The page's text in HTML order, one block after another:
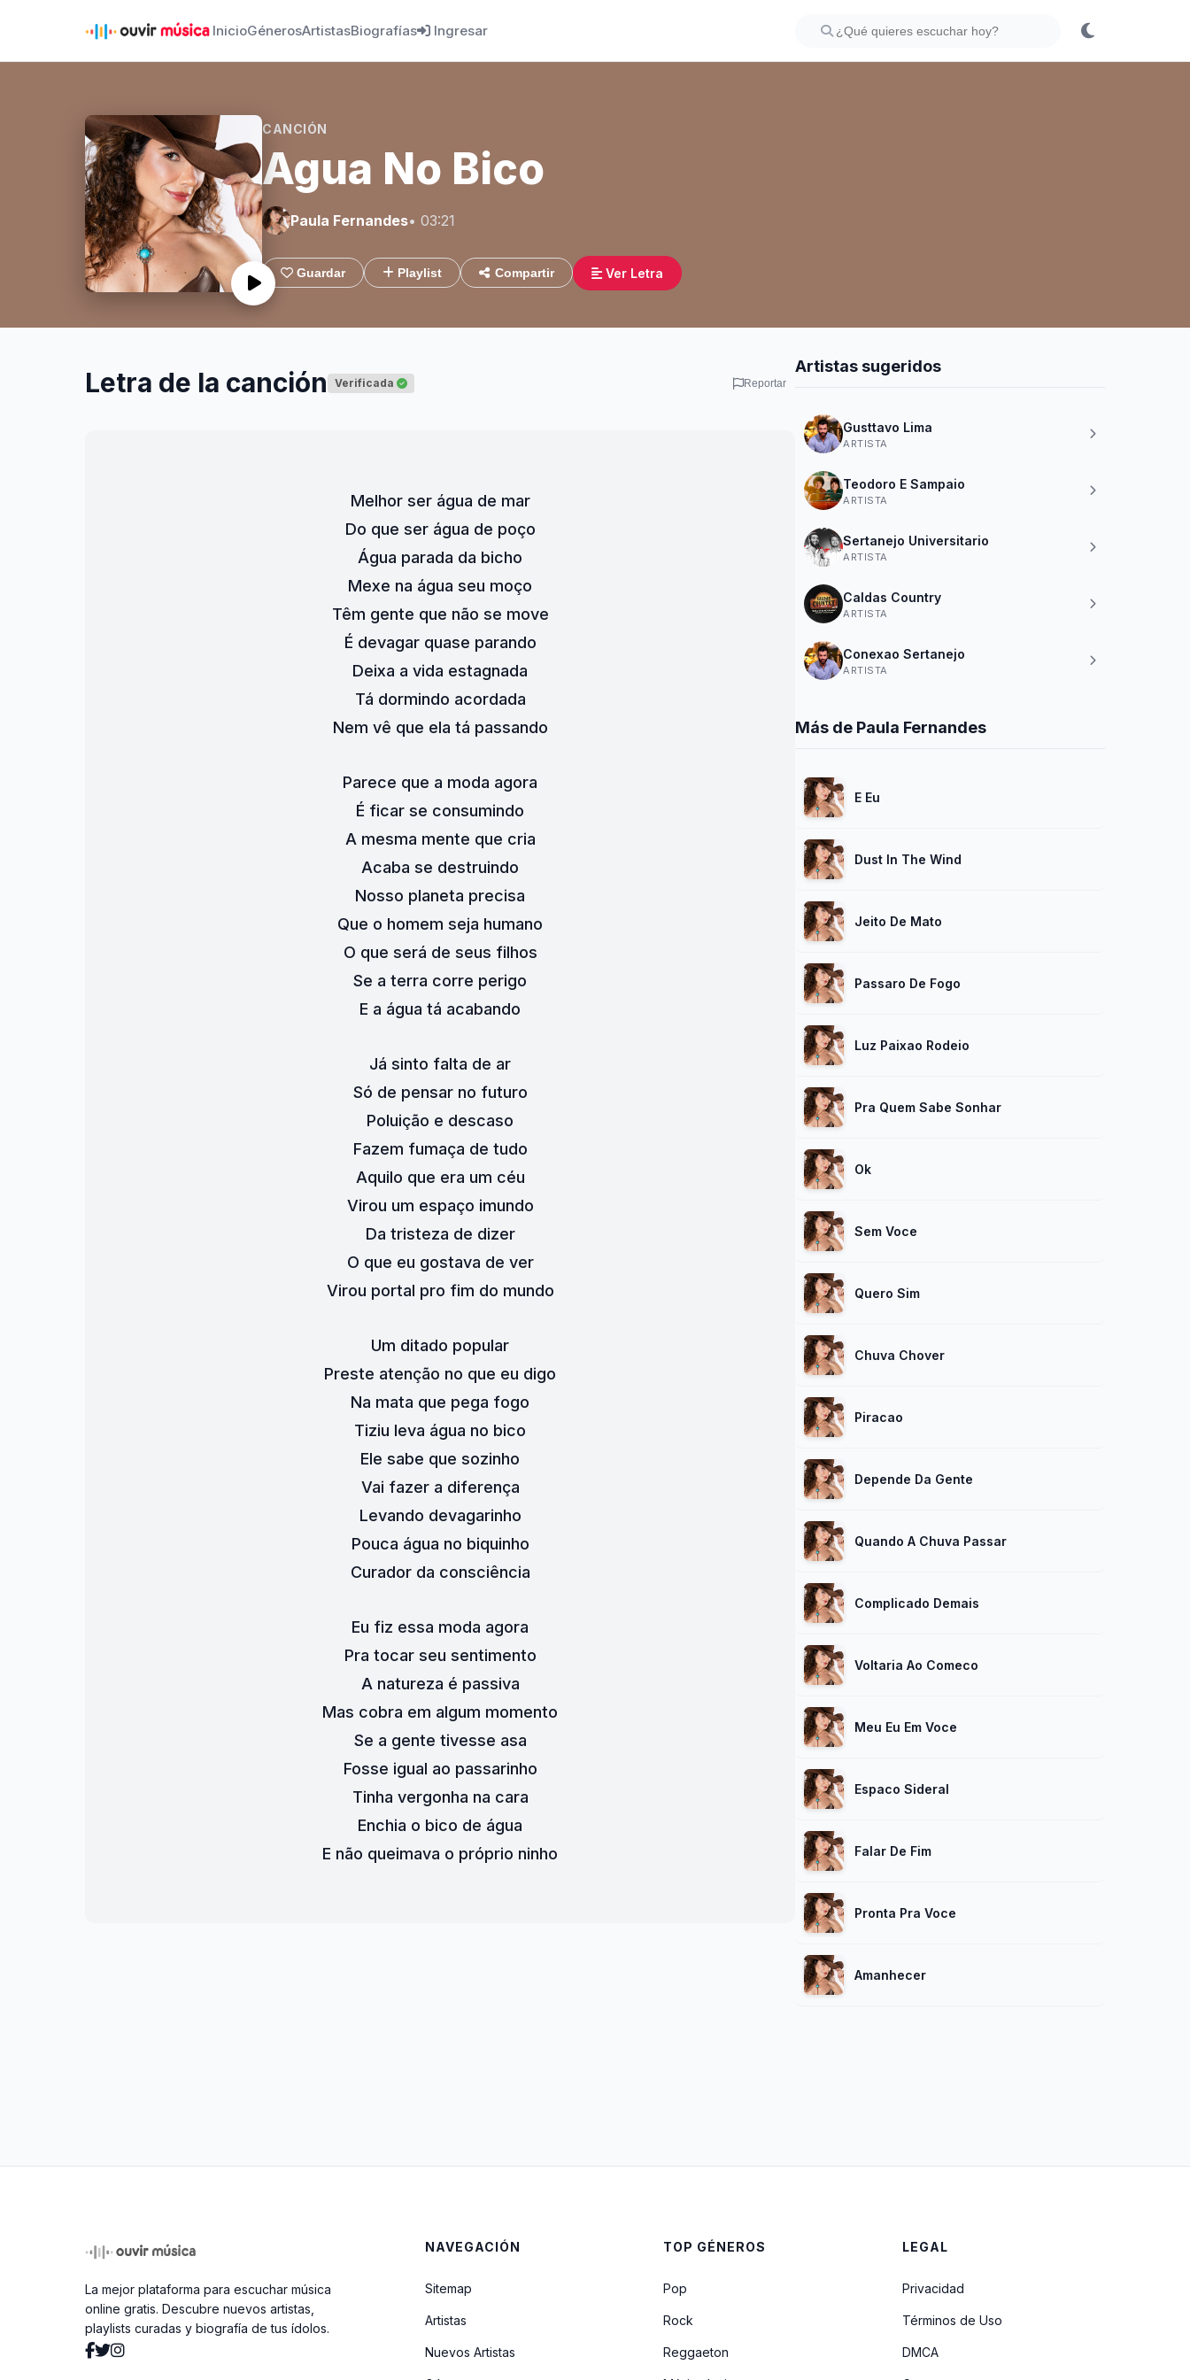
InicioGénerosArtistasBiografías Ingresar
CANCIÓN
Agua No Bico
Paula Fernandes• 03:21
Guardar Playlist Compartir Ver Letra
Letra de la canción Verificada Reportar
Melhor ser água de mar
Do que ser água de poço
Água parada da bicho
Mexe na água seu moço
Têm gente que não se move
É devagar quase parando
Deixa a vida estagnada
Tá dormindo acordada
Nem vê que ela tá passando
Parece que a moda agora
É ficar se consumindo
A mesma mente que cria
Acaba se destruindo
Nosso planeta precisa
Que o homem seja humano
O que será de seus filhos
Se a terra corre perigo
E a água tá acabando
Já sinto falta de ar
Só de pensar no futuro
Poluição e descaso
Fazem fumaça de tudo
Aquilo que era um céu
Virou um espaço imundo
Da tristeza de dizer
O que eu gostava de ver
Virou portal pro fim do mundo
Um ditado popular
Preste atenção no que eu digo
Na mata que pega fogo
Tiziu leva água no bico
Ele sabe que sozinho
Vai fazer a diferença
Levando devagarinho
Pouca água no biquinho
Curador da consciência
Eu fiz essa moda agora
Pra tocar seu sentimento
A natureza é passiva
Mas cobra em algum momento
Se a gente tivesse asa
Fosse igual ao passarinho
Tinha vergonha na cara
Enchia o bico de água
E não queimava o próprio ninho
Artistas sugeridos
Gusttavo Lima
ARTISTA
Teodoro E Sampaio
ARTISTA
Sertanejo Universitario
ARTISTA
Caldas Country
ARTISTA
Conexao Sertanejo
ARTISTA
Más de Paula Fernandes
E Eu
Dust In The Wind
Jeito De Mato
Passaro De Fogo
Luz Paixao Rodeio
Pra Quem Sabe Sonhar
Ok
Sem Voce
Quero Sim
Chuva Chover
Piracao
Depende Da Gente
Quando A Chuva Passar
Complicado Demais
Voltaria Ao Comeco
Meu Eu Em Voce
Espaco Sideral
Falar De Fim
Pronta Pra Voce
Amanhecer
La mejor plataforma para escuchar música
online gratis. Descubre nuevos artistas,
playlists curadas y biografía de tus ídolos.
NAVEGACIÓN
Sitemap
Artistas
Nuevos Artistas
TOP GÉNEROS
Pop
Rock
Reggaeton
LEGAL
Privacidad
Términos de Uso
DMCA